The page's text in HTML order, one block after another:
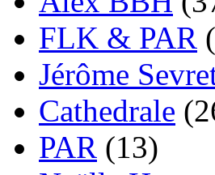
FLK & PAR
Jérôme
Cathedrale
PAR (13)